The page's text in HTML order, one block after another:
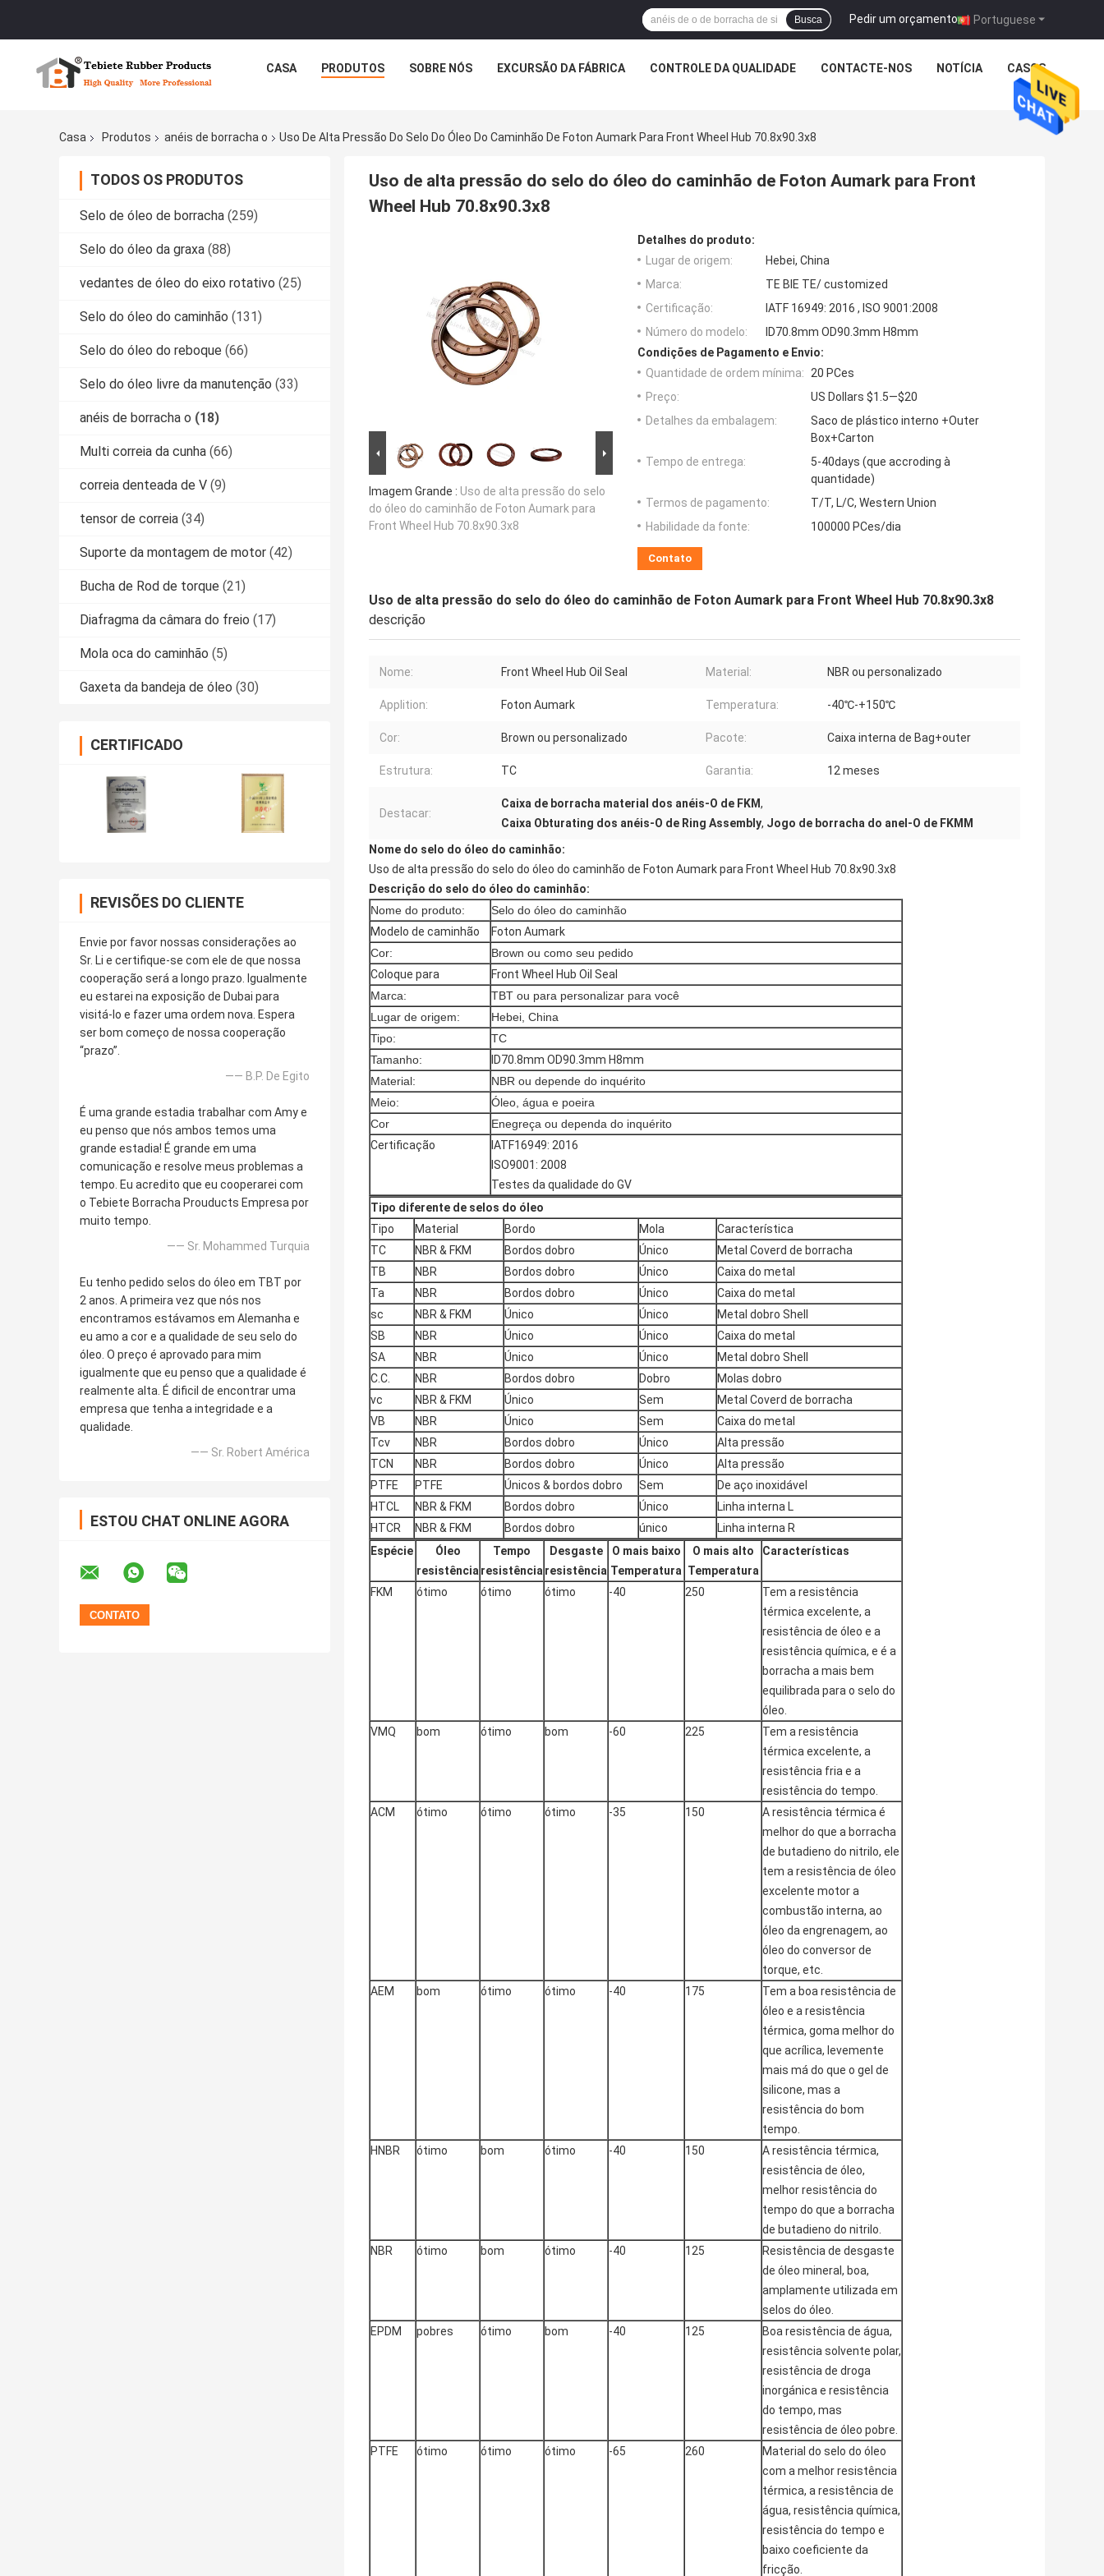
Portuguese
Pedir um orçamento |
Busca
CASA PRODUTOS SOBRE NÓS EXCURSÃO DA FÁBRICA CONTROLE DA QUALIDADE CONTACTE-NOS NOTÍCIA CASOS
Casa Produtos anéis de borracha o Uso De Alta Pressão Do Selo Do Óleo Do Caminhão De Foton Aumark Para Front Wheel Hub 70.8x90.3x8
TODOS OS PRODUTOS
Selo de óleo de borracha (259)
Selo do óleo da graxa (88)
vedantes de óleo do eixo rotativo (25)
Selo do óleo do caminhão (131)
Selo do óleo do reboque (66)
Selo do óleo livre da manutenção (33)
anéis de borracha o (18)
Multi correia da cunha (66)
correia denteada de V (9)
tensor de correia (34)
Suporte da montagem de motor (42)
Bucha de Rod de torque (21)
Diafragma da câmara do freio (17)
Mola oca do caminhão (5)
Gaxeta da bandeja de óleo (30)
CERTIFICADO
REVISÕES DO CLIENTE
Envie por favor nossas considerações ao
Sr. Li e certifique-se com ele de que nossa
cooperação será a longo prazo. Igualmente
eu estarei na exposição de Dubai para
visitá-lo e fazer uma ordem nova. Espera
ser bom começo de nossa cooperação
“prazo”.
—— B.P. De Egito
É uma grande estadia trabalhar com Amy e
eu penso que nós ambos temos uma
grande estadia! É grande em uma
comunicação e resolve meus problemas a
tempo. Eu acredito que eu cooperarei com
o Tebiete Borracha Prouducts Empresa por
muito tempo.
—— Sr. Mohammed Turquia
Eu tenho pedido selos do óleo em TBT por
2 anos. A primeira vez que nós nos
encontramos estávamos em Alemanha e
eu amo a cor e a qualidade de seu selo do
óleo. O preço é aprovado para mim
igualmente que eu penso que a qualidade é
realmente alta. É dificil de encontrar uma
empresa que tenha a integridade e a
qualidade.
—— Sr. Robert América
ESTOU CHAT ONLINE AGORA
Uso de alta pressão do selo do óleo do caminhão de Foton Aumark para Front
Wheel Hub 70.8x90.3x8
Imagem Grande : Uso de alta pressão do selo
do óleo do caminhão de Foton Aumark para
Front Wheel Hub 70.8x90.3x8
Detalhes do produto:
Lugar de origem:
Hebei, China
Marca:
TE BIE TE/ customized
Certificação:
IATF 16949: 2016 , ISO 9001:2008
Número do modelo:
ID70.8mm OD90.3mm H8mm
Condições de Pagamento e Envio:
Quantidade de ordem mínima: 20 PCes
Preço:
US Dollars $1.5—$20
Detalhes da embalagem:
Saco de plástico interno +Outer
Box+Carton
Tempo de entrega:
5-40days (que accroding à
quantidade)
Termos de pagamento:
T/T, L/C, Western Union
Habilidade da fonte:
100000 PCes/dia
Contato
Uso de alta pressão do selo do óleo do caminhão de Foton Aumark para Front Wheel Hub 70.8x90.3x8
descrição
Nome: Front Wheel Hub Oil Seal Material: NBR ou personalizado
Applition: Foton Aumark Temperatura: -40℃-+150℃
Cor: Brown ou personalizado Pacote: Caixa interna de Bag+outer
Estrutura: TC Garantia: 12 meses
Destacar:
Caixa de borracha material dos anéis-O de FKM,
Caixa Obturating dos anéis-O de Ring Assembly, Jogo de borracha do anel-O de FKMM
Nome do selo do óleo do caminhão:
Uso de alta pressão do selo do óleo do caminhão de Foton Aumark para Front Wheel Hub 70.8x90.3x8
Descrição do selo do óleo do caminhão:
Nome do produto:
Selo do óleo do caminhão
Modelo de caminhão
Foton Aumark
Cor:
Brown ou como seu pedido
Coloque para
Front Wheel Hub Oil Seal
Marca:
TBT ou para personalizar para você
Lugar de origem:
Hebei, China
Tipo:
TC
Tamanho:
ID70.8mm OD90.3mm H8mm
Material:
NBR ou depende do inquérito
Meio:
Óleo, água e poeira
Cor
Enegreça ou dependa do inquérito
Certificação
IATF16949: 2016
ISO9001: 2008
Testes da qualidade do GV
Tipo diferente de selos do óleo
Tipo
Material Bordo Mola
Característica
TC
NBR & FKM Bordos dobro Único
Metal Coverd de borracha
TB
NBR Bordos dobro Único
Caixa do metal
Ta
NBR Bordos dobro Único
Caixa do metal
sc
NBR & FKM Único Único
Metal dobro Shell
SB
NBR Único Único
Caixa do metal
SA
NBR Único Único
Metal dobro Shell
C.C.
NBR Bordos dobro Dobro
Molas dobro
vc
NBR & FKM Único Sem
Metal Coverd de borracha
VB
NBR Único Sem
Caixa do metal
Tcv
NBR Bordos dobro Único
Alta pressão
TCN
NBR Bordos dobro Único
Alta pressão
PTFE
PTFE Únicos & bordos dobro Sem
De aço inoxidável
HTCL
NBR & FKM Bordos dobro Único
Linha interna L
HTCR
NBR & FKM Bordos dobro único
Linha interna R
Espécie
Óleo
resistência
Tempo
resistência
Desgaste
resistência
O mais baixo
Temperatura
O mais alto
Temperatura
Características
FKM ótimo ótimo ótimo -40 250
Tem a resistência
térmica excelente, a
resistência de óleo e a
resistência química, e é a
borracha a mais bem
equilibrada para o selo do
óleo.
VMQ
bom ótimo bom -60 225
Tem a resistência
térmica excelente, a
resistência fria e a
resistência do tempo.
ACM
ótimo ótimo ótimo -35 150
A resistência térmica é
melhor do que a borracha
de butadieno do nitrilo, ele
tem a resistência de óleo
excelente motor a
combustão interna, ao
óleo da engrenagem, ao
óleo do conversor de
torque, etc.
AEM
bom ótimo ótimo -40 175
Tem a boa resistência de
óleo e a resistência
térmica, goma melhor do
que acrílica, levemente
mais má do que o gel de
silicone, mas a
resistência do bom
tempo.
HNBR
ótimo bom ótimo -40 150
A resistência térmica,
resistência de óleo,
melhor resistência do
tempo do que a borracha
de butadieno do nitrilo.
NBR
ótimo bom ótimo -40 125
Resistência de desgaste
de óleo mineral, boa,
amplamente utilizada em
selos do óleo.
EPDM
pobres ótimo bom -40 125
Boa resistência de água,
resistência solvente polar,
resistência de droga
inorgánica e resistência
do tempo, mas
resistência de óleo pobre.
PTFE
ótimo ótimo ótimo -65 260
Material do selo do óleo
com a melhor resistência
térmica, a resistência de
água, resistência química,
resistência do tempo e
baixo coeficiente da
fricção.